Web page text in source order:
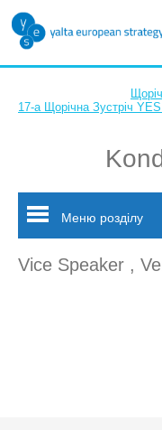
17-а Щорічна Зустріч
Меню розділу
Vice Speaker ,